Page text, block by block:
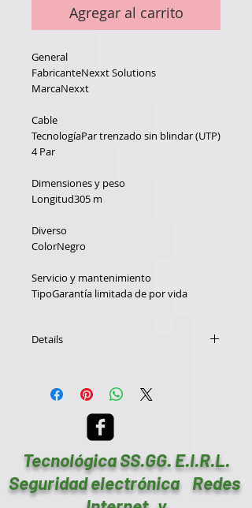
Agregar al carrito
General
FabricanteNexxt Solutions
MarcaNexxt
Cable
TecnologíaPar trenzado sin blindar (UTP)
4 Par
Dimensiones y peso
Longitud305 m
Diverso
ColorNegro
Servicio y mantenimiento
TipoGarantía limitada de por vida
Details
MarcaNexxt
TecnologíaPar trenzado sin blindar (UTP)
4 Par
Dimensiones y peso
Longitud305 m
Tecnológica SS.GG. E.I.R.L.
Seguridad electrónica Redes